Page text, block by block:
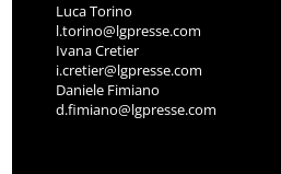
Luca Torino
l.torino@lgpresse.com
Ivana Cretier
i.cretier@lgpresse.com
Daniele Fimiano
d.fimiano@lgpresse.com